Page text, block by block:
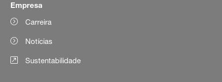
Empresa
Carreira
Notícias
Sustentabilidade